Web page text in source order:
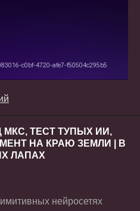
МКС, ТЕСТ ТУПЫХ ИИ,
НА КРАЮ ЗЕМЛИ | В
ЛАПАХ
нейросетях